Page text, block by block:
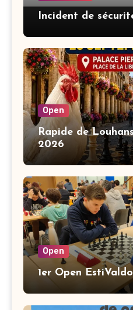
Incident de
Open
Rapide de
2026
Open
1er Open